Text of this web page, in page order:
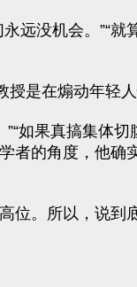
远没机会。”“就
授是在煽动年轻
如果真搞集体
者的角度，他确
位。所以，说到